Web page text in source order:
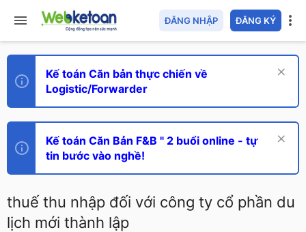
ĐĂNG NHẬP ĐĂNG KÝ
Kế toán Căn bản thực chiến về
Logistic/Forwarder
Kế toán Căn Bản F&B " 2 buổi online - tự
tin bước vào nghề!
thuế thu nhập đối với công ty cổ phần du
lịch mới thành lập